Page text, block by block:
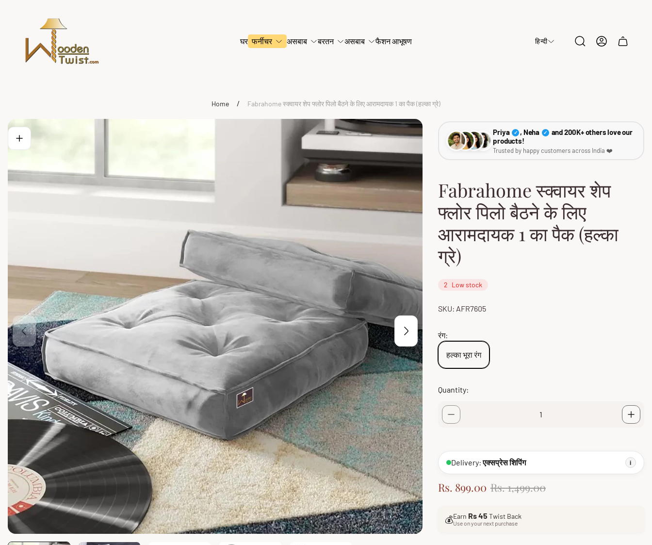
घर फर्नीचर असबाब बरतन असबाब फैशन आभूषण हिन्दी
Cart
Home / Fabrahome स्क्वायर शेप फ्लोर पिलो बैठने के लिए आरामदायक 1 का पैक (हल्का ग्रे)
Priya ✓ , Neha ✓
and 200K+ others love our
products!
Trusted by happy customers across India ❤️
Fabrahome स्क्वायर शेप
फ्लोर पिलो बैठने के लिए
आरामदायक 1 का पैक (हल्का
ग्रे)
2 Low stock
SKU: AFR7605
रंग:
हल्का भूरा रंग
Quantity:
Delivery:एक्सप्रेस शिपिंग i
S
Rs. 899.00 R
g
u
Rs. 1,499.00
💰Earn Rs 45 Twist Back
Use on your next purchase